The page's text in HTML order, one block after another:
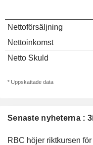
Senaste nyheterna :
RBC höjer riktkursen
Nettoförsäljning
Nettoinkomst
Netto Skuld
* Uppskattade data